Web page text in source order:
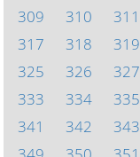
309
310 311
317
318 319
325
326 327
333
334 335
341
342 343